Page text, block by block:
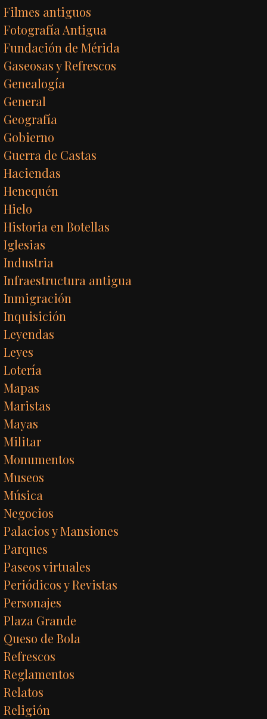
Filmes antiguos
Fotografía Antigua
Fundación de Mérida
Gaseosas y Refrescos
Genealogía
General
Geografía
Gobierno
Guerra de Castas
Haciendas
Henequén
Hielo
Historia en Botellas
Iglesias
Industria
Infraestructura antigua
Inmigración
Inquisición
Leyendas
Leyes
Lotería
Mapas
Maristas
Mayas
Militar
Monumentos
Museos
Música
Negocios
Palacios y Mansiones
Parques
Paseos virtuales
Periódicos y Revistas
Personajes
Plaza Grande
Queso de Bola
Refrescos
Reglamentos
Relatos
Religión